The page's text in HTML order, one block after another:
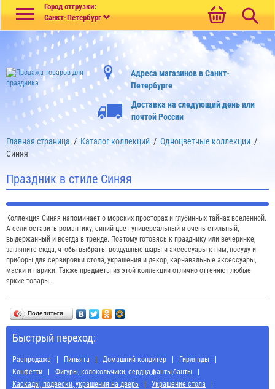
Город отгрузки:
Санкт-Петербург
Адреса магазинов в Санкт-
Петербурге
Доставка на следующий день или
почтой России
Главная страница / Каталог коллекций / Одноцветные коллекции /
Синяя
Праздник в стиле Синяя
Коллекция Синяя напоминает о морских просторах и глубинных тайнах вселенной.
А если оставить романтику, синий цвет универсальный и очень стильный,
выдержанный и всегда в тренде. Поэтому готовясь к празднику или вечеринке,
загляните сюда, чтобы выбрать: воздушные шары и аксессуары к ним, посуду и
приборы для сервировки стола, украшения и декор, карнавальные аксессуары,
маски и парики. Также предметы из этой коллекции отлично оттеняют любые
яркие товары.
Поделиться…
Быстрый переход:
Распродажа Пиньята Домашний кондитер
Гирлянды
Конфетти
Фигуры, колокольчики, сердца,фанты,банты
Каскады, подвески, украшения на дверь
Украшение стола